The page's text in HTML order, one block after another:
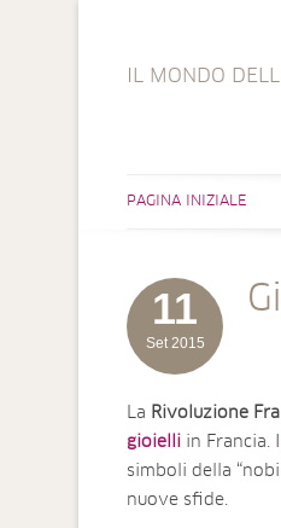
IL MONDO
PAGINA INIZIALE
11
Set 2015
La Rivoluzione
gioielli in Francia. I
simboli della
nuove sfide.